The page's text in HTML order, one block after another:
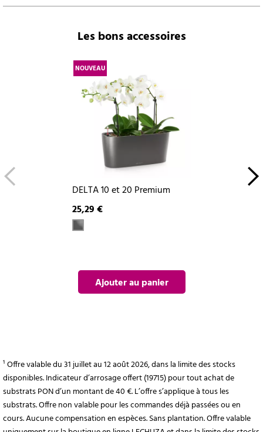
Les bons accessoires
NOUVEAU
DELTA 10 et 20 Premium
25,29 €
Ajouter au panier
¹ Offre valable du 31 juillet au 12 août 2026, dans la limite des stocks
disponibles. Indicateur d’arrosage offert (19715) pour tout achat de
substrats PON d’un montant de 40 €. L’offre s’applique à tous les
substrats. Offre non valable pour les commandes déjà passées ou en
cours. Aucune compensation en espèces. Sans plantation. Offre valable